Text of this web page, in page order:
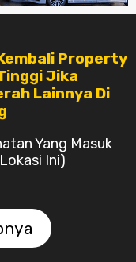
Property
Jika
Lainnya Di
Yang Masuk
Ini)